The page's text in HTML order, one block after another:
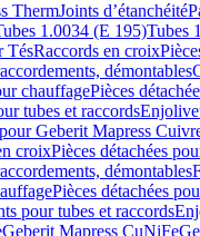
ThermJoints d’étanchéité
1.0034 (E 195)Tubes
TésRaccords en croix
démontables
chauffagePièces
tubes et raccords
Geberit Mapress
croixPièces détachées
démontables
Pièces détachées
pour tubes et raccords
Geberit Mapress CuNiFe